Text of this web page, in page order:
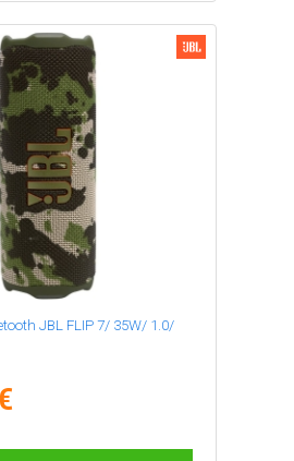
JBL FLIP 7/ 35W/ 1.0/